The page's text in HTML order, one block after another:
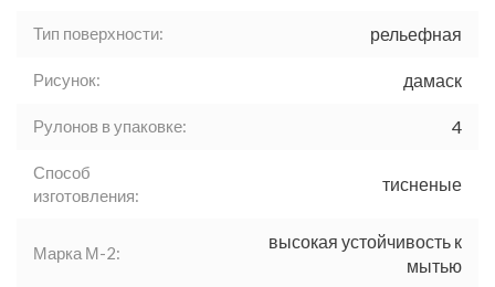
Тип поверхности: рельефная
Рисунок: дамаск
Рулонов в упаковке: 4
Способ
изготовления:
тисненые
Марка М-2:
высокая устойчивость к
мытью